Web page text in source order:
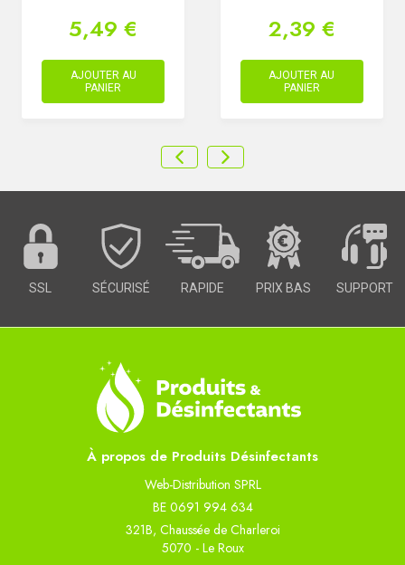
5,49 €
AJOUTER AU
PANIER
2,39 €
AJOUTER AU
PANIER
SSL SÉCURISÉ RAPIDE PRIX BAS SUPPORT
À propos de Produits Désinfectants
Web-Distribution SPRL
BE 0691 994 634
321B, Chaussée de Charleroi
5070 - Le Roux